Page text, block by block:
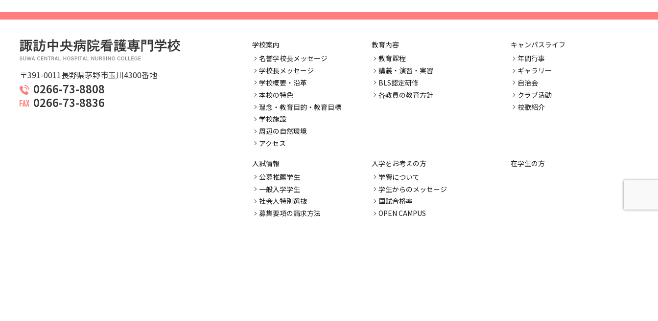
〒391-0011長野県茅野市玉川4300番地
0266-73-8808
0266-73-8836
学校案内
名誉学校長メッセージ
学校長メッセージ
学校概要・沿革
本校の特色
理念・教育目的・教育目標
学校施設
周辺の自然環境
アクセス
教育内容
教育課程
講義・演習・実習
BLS認定研修
各教員の教育方針
キャンパスライフ
年間行事
ギャラリー
自治会
クラブ活動
校歌紹介
入試情報
公募推薦学生
一般入学学生
社会人特別選抜
募集要項の請求方法
入学をお考えの方
学費について
学生からのメッセージ
国試合格率
OPEN CAMPUS
在学生の方